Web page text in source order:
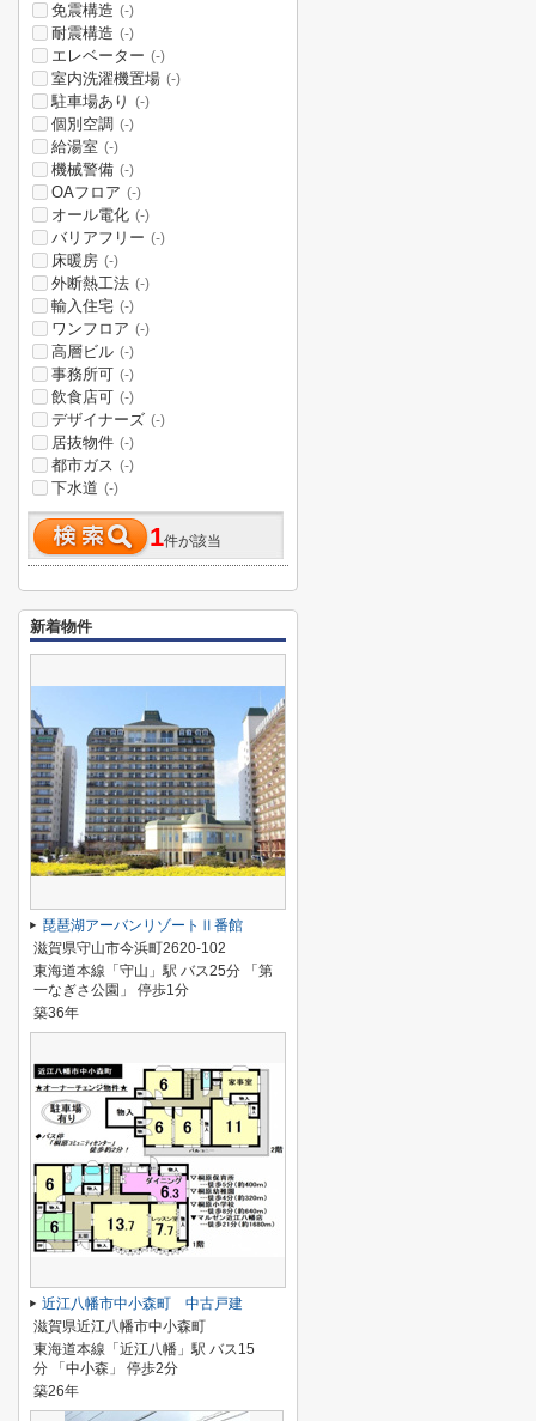
免震構造 (-)
耐震構造 (-)
エレベーター (-)
室内洗濯機置場 (-)
駐車場あり (-)
個別空調 (-)
給湯室 (-)
機械警備 (-)
OAフロア (-)
オール電化 (-)
バリアフリー (-)
床暖房 (-)
外断熱工法 (-)
輸入住宅 (-)
ワンフロア (-)
高層ビル (-)
事務所可 (-)
飲食店可 (-)
デザイナーズ (-)
居抜物件 (-)
都市ガス (-)
下水道 (-)
1件が該当
新着物件
琵琶湖アーバンリゾートⅡ番館
滋賀県守山市今浜町2620-102
東海道本線「守山」駅 バス25分 「第
一なぎさ公園」 停歩1分
築36年
近江八幡市中小森町 中古戸建
滋賀県近江八幡市中小森町
東海道本線「近江八幡」駅 バス15
分 「中小森」 停歩2分
築26年